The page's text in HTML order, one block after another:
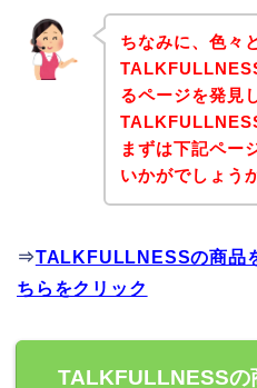
ちなみに、色々
るページを発見
まずは下記ペー
いかがでしょう
⇒TALKFULLNESSの商品
ちらをクリック
TALKFULLNESSの